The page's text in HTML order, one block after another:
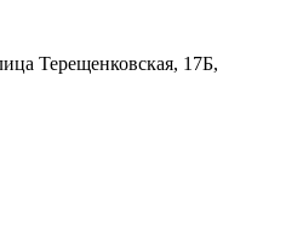
Терещенковская, 17Б,